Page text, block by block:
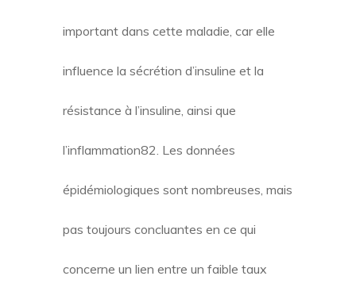
important dans cette maladie, car elle
influence la sécrétion d’insuline et la
résistance à l’insuline, ainsi que
l’inflammation82. Les données
épidémiologiques sont nombreuses, mais
pas toujours concluantes en ce qui
concerne un lien entre un faible taux